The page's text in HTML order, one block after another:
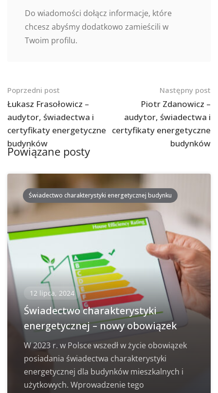
Do wiadomości dołącz informacje, które
chcesz abyśmy dodatkowo zamieścili w
Twoim profilu.
Nawigacja
po
postach
Poprzedni post
Łukasz Frasołowicz –
audytor, świadectwa i
certyfikaty energetyczne
budynków
Następny post
Piotr Zdanowicz –
audytor, świadectwa i
certyfikaty energetyczne
budynków
Powiązane posty
Świadectwo charakterystyki energetycznej budynku
12 lipca, 2024
Świadectwo charakterystyki
energetycznej – nowy obowiązek
W 2023 r. w Polsce wszedł w życie obowiązek
posiadania świadectwa charakterystyki
energetycznej dla budynków mieszkalnych i
użytkowych. Wprowadzenie tego